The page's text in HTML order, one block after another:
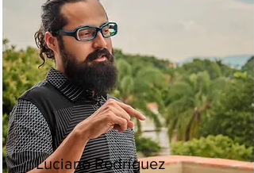
Luciano Rodríguez